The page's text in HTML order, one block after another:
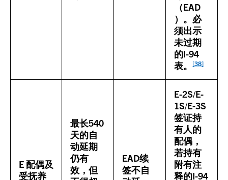
（EAD
）。必
须出示
未过期
的I-94
表。
[38]
E 配偶及
受抚养
最长540
天的自
动延期
仍有
效，但
EAD续
签不自
E-2S/E-
1S/E-3S
签证持
有人的
配偶，
若持有
附有注
释的I-94